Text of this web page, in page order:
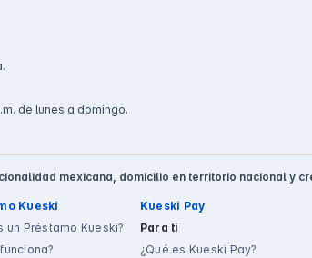
de lunes a domingo.
mexicana, domicilio en territorio nacional y
Kueski
un Préstamo Kueski?
Kueski Pay
Para ti
¿Qué es Kueski Pay?